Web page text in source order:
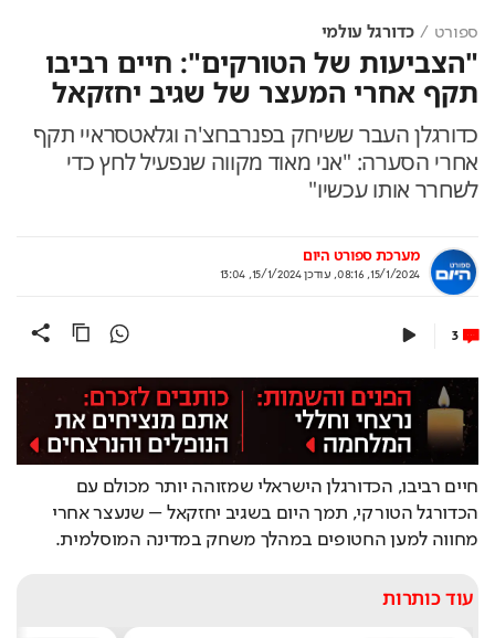
ספורט כדורגל עולמי
"הצביעות של הטורקים": חיים רביבו
תקף אחרי המעצר של שגיב יחזקאל
כדורגלן העבר ששיחק בפנרבחצ'ה וגלאטסראיי תקף
אחרי הסערה: "אני מאוד מקווה שנפעיל לחץ כדי
לשחרר אותו עכשיו"
מערכת ספורט היום
15/1/2024, 08:16
,עודכן15/1/2024, 13:04
3
חיים רביבו, הכדורגלן הישראלי שמזוהה יותר מכולם עם
הכדורגל הטורקי, תמך היום בשגיב יחזקאל – שנעצר אחרי
מחווה למען החטופים במהלך משחק במדינה המוסלמית.
עוד כותרות